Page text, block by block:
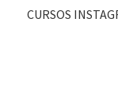
CURSOS